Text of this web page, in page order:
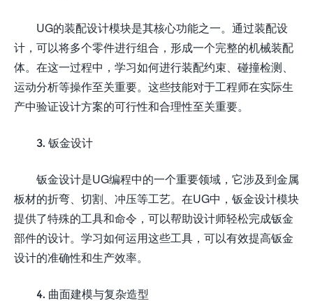
UG的装配设计模块是其核心功能之一。通过装配设
计，可以将多个零件进行组合，形成一个完整的机械装配
体。在这一过程中，学习如何进行装配约束、碰撞检测、
运动分析等操作至关重要。这些技能对于工程师在实际生
产中验证设计方案的可行性和合理性至关重要。
3. 钣金设计
钣金设计是UG编程中的一个重要领域，它涉及到金属
板材的折弯、切割、冲压等工艺。在UG中，钣金设计模块
提供了特殊的工具和命令，可以帮助设计师轻松完成钣金
部件的设计。学习如何运用这些工具，可以有效提高钣金
设计的准确性和生产效率。
4. 曲面建模与复杂造型